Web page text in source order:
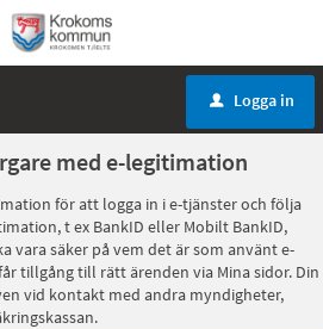
u Logga in
med e-legitimation
för att logga in i e-tjänster och följa
t ex BankID eller Mobilt BankID,
vara säker på vem det är som använt e-
tillgång till rätt ärenden via Mina sidor. Din
vid kontakt med andra myndigheter,